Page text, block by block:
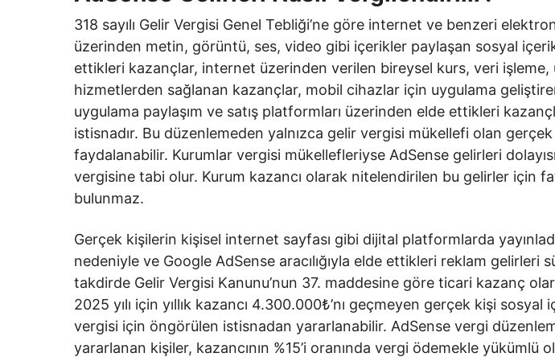
318 sayılı Gelir Vergisi Genel Tebliği’ne göre internet ve benzeri
üzerinden metin, görüntü, ses, video gibi içerikler paylaşan sosyal
ettikleri kazançlar, internet üzerinden verilen bireysel kurs, veri işleme,
hizmetlerden sağlanan kazançlar, mobil cihazlar için uygulama
uygulama paylaşım ve satış platformları üzerinden elde ettikleri
istisnadır. Bu düzenlemeden yalnızca gelir vergisi mükellefi olan
faydalanabilir. Kurumlar vergisi mükellefleriyse AdSense gelirleri
vergisine tabi olur. Kurum kazancı olarak nitelendirilen bu gelirler için
bulunmaz.
Gerçek kişilerin kişisel internet sayfası gibi dijital platformlarda
nedeniyle ve Google AdSense aracılığıyla elde ettikleri reklam gelirleri
takdirde Gelir Vergisi Kanunu’nun 37. maddesine göre ticari kazanç
2025 yılı için yıllık kazancı 4.300.000₺’nı geçmeyen gerçek kişi
vergisi için öngörülen istisnadan yararlanabilir. AdSense vergi
yararlanan kişiler, kazancının %15’i oranında vergi ödemekle yükümlü